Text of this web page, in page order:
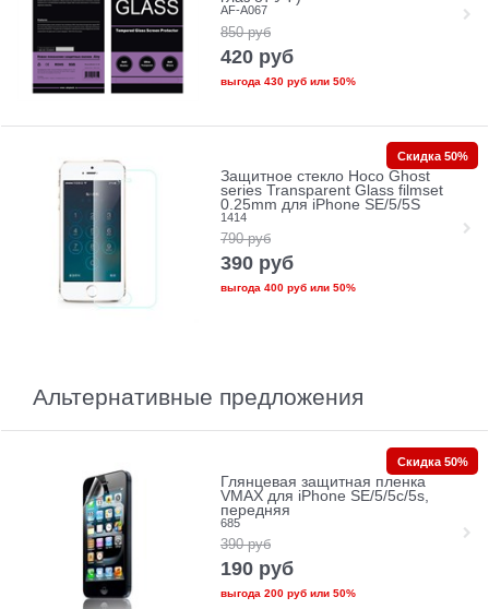
AF-A067
850 руб
420 руб
выгода 430 рубили 50%
Защитное стекло Hoco Ghost
series Transparent Glass filmset
0.25mm для iPhone SE/5/5S
1414
790 руб
390 руб
выгода 400 рубили 50%
Скидка 50%
Альтернативные предложения
Глянцевая защитная пленка
VMAX для iPhone SE/5/5c/5s,
передняя
685
390 руб
190 руб
выгода 200 рубили 50%
Скидка 50%